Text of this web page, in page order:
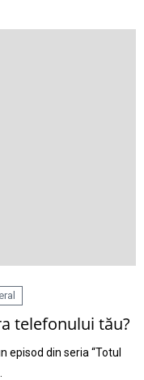
telefonului tău?
episod din seria “Totul